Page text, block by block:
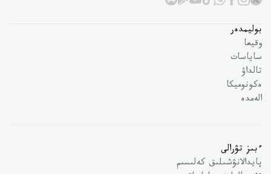
بوليمدەر
وقيعا
ساياسات
تالداۋ
ەكونوميكا
الەمدە
ءبىز تۋرالى
پايدالانۋشىلىق كەلىسىم